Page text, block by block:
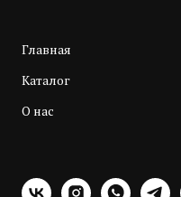
Главная
Каталог
О нас